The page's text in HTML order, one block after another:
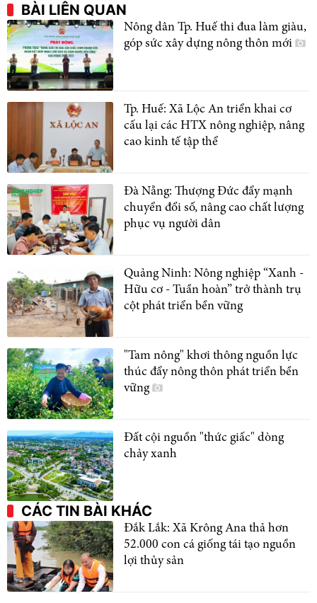
BÀI LIÊN QUAN
Nông dân Tp. Huế thi đua làm giàu,
góp sức xây dựng nông thôn mới
Tp. Huế: Xã Lộc An triển khai cơ
cấu lại các HTX nông nghiệp, nâng
cao kinh tế tập thể
Đà Nẵng: Thượng Đức đẩy mạnh
chuyển đổi số, nâng cao chất lượng
phục vụ người dân
Quảng Ninh: Nông nghiệp “Xanh -
Hữu cơ - Tuần hoàn” trở thành trụ
cột phát triển bền vững
"Tam nông" khơi thông nguồn lực
thúc đẩy nông thôn phát triển bền
vững
Đất cội nguồn "thức giấc" dòng
chảy xanh
CÁC TIN BÀI KHÁC
Đắk Lắk: Xã Krông Ana thả hơn
52.000 con cá giống tái tạo nguồn
lợi thủy sản